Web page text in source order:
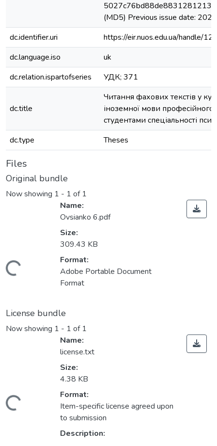
(MD5) Previous issue date: 2020
dc.identifier.uri
https://eir.nuos.edu.ua/handle/
dc.language.iso
uk
dc.relation.ispartofseries
УДК; 371
dc.title
Читання фахових текстів у
іноземної мови
студентами спеціальності
dc.type
Theses
Files
Original bundle
Now showing 1 - 1 of 1
Loading...
Name:
Ovsianko 6.pdf
Size:
309.43 KB
Format:
Adobe Portable Document
Format
License bundle
Now showing 1 - 1 of 1
Loading...
Name:
license.txt
Size:
4.38 KB
Format:
Item-specific license agreed upon
to submission
Description: